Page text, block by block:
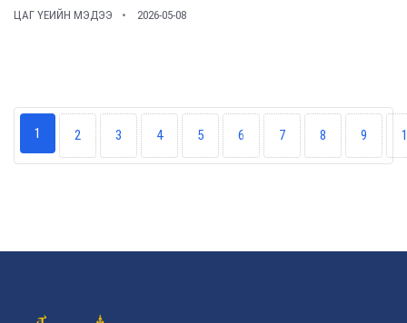
ЦАГ ҮЕИЙН МЭДЭЭ 2026-05-08
1 2 3 4 5 6 7 8 9